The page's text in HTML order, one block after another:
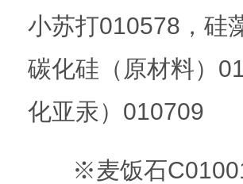
小苏打010578，硅
碳化硅（原材料）
化亚汞）010709
※麦饭石